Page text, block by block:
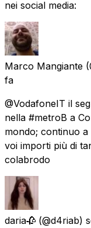
nei social media:
Marco Mangiante
fa
@VodafoneIT il
nella #metroB a
mondo; continuo
voi importi più di
colabrodo
daria🥀 (@d4riab)